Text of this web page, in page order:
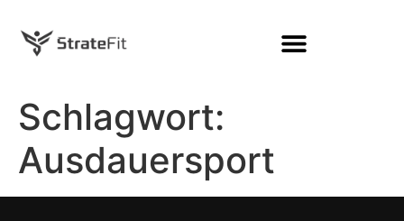
Schlagwort:
Ausdauersport